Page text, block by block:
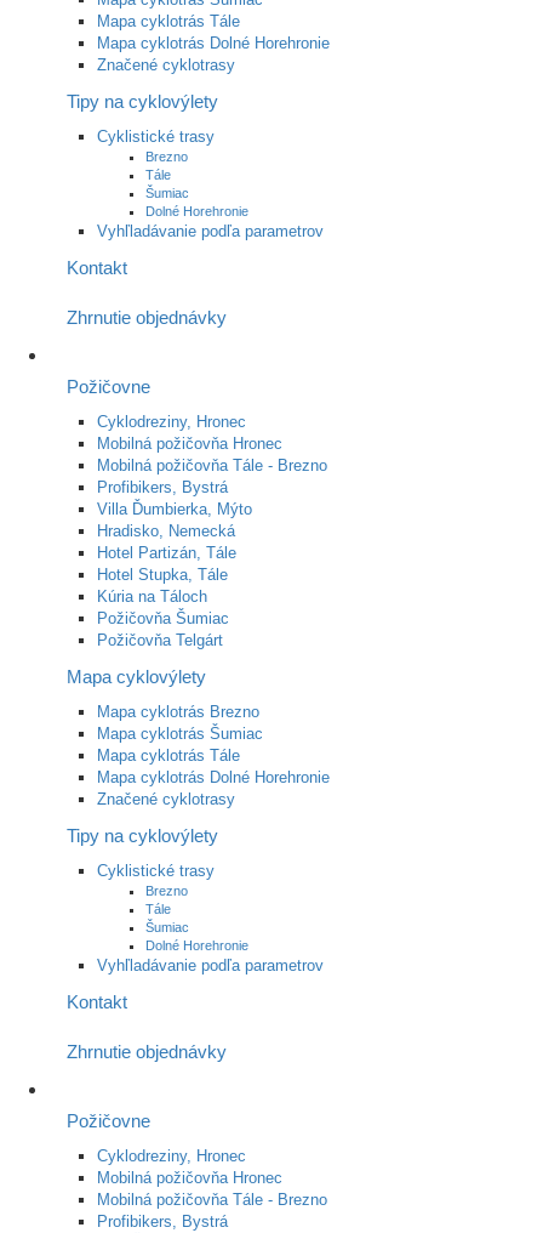
Mapa cyklotrás Tále
Mapa cyklotrás Dolné Horehronie
Značené cyklotrasy
Tipy na cyklovýlety
Cyklistické trasy
Brezno
Tále
Šumiac
Dolné Horehronie
Vyhľladávanie podľa parametrov
Kontakt
Zhrnutie objednávky
Požičovne
Cyklodreziny, Hronec
Mobilná požičovňa Hronec
Mobilná požičovňa Tále - Brezno
Profibikers, Bystrá
Villa Ďumbierka, Mýto
Hradisko, Nemecká
Hotel Partizán, Tále
Hotel Stupka, Tále
Kúria na Táloch
Požičovňa Šumiac
Požičovňa Telgárt
Mapa cyklovýlety
Mapa cyklotrás Brezno
Mapa cyklotrás Šumiac
Mapa cyklotrás Tále
Mapa cyklotrás Dolné Horehronie
Značené cyklotrasy
Tipy na cyklovýlety
Cyklistické trasy
Brezno
Tále
Šumiac
Dolné Horehronie
Vyhľladávanie podľa parametrov
Kontakt
Zhrnutie objednávky
Požičovne
Cyklodreziny, Hronec
Mobilná požičovňa Hronec
Mobilná požičovňa Tále - Brezno
Profibikers, Bystrá